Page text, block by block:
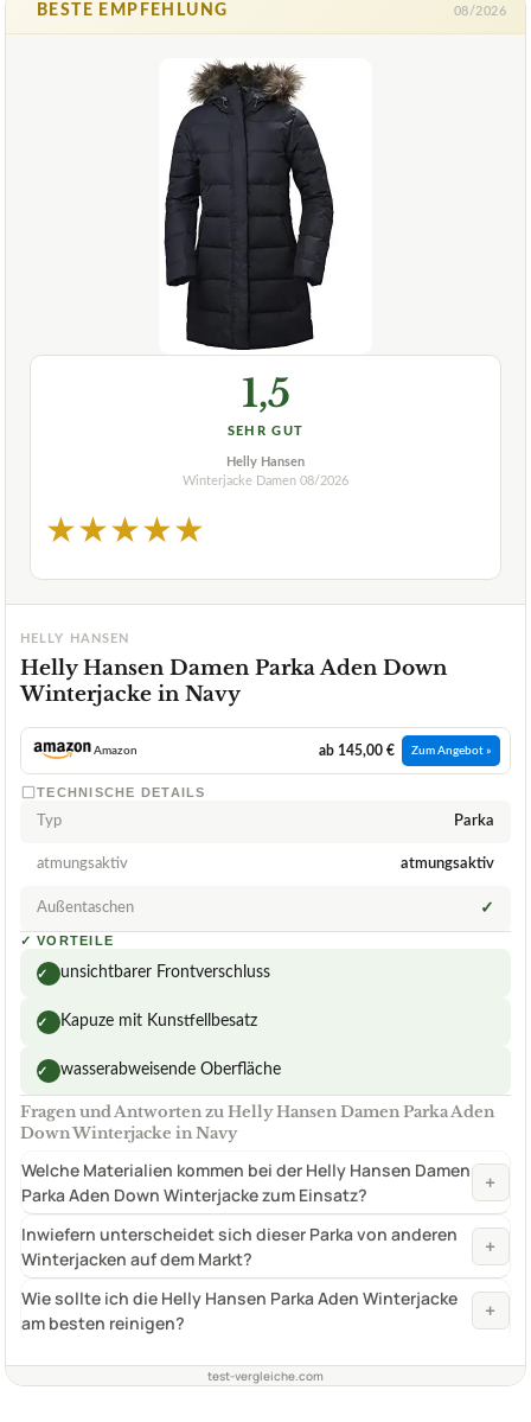
BESTE EMPFEHLUNG 08/2026
1,5
SEHR GUT
Helly Hansen
Winterjacke Damen 08/2026
★★★★★
HELLY HANSEN
Helly Hansen Damen Parka Aden Down
Winterjacke in Navy
Amazon ab 145,00 € Zum Angebot »
TECHNISCHE DETAILS
Typ Parka
atmungsaktiv atmungsaktiv
Außentaschen ✓
✓ VORTEILE
✓ unsichtbarer Frontverschluss
✓ Kapuze mit Kunstfellbesatz
✓ wasserabweisende Oberfläche
Fragen und Antworten zu Helly Hansen Damen Parka Aden
Down Winterjacke in Navy
Welche Materialien kommen bei der Helly Hansen Damen
Parka Aden Down Winterjacke zum Einsatz?
+
Inwiefern unterscheidet sich dieser Parka von anderen
Winterjacken auf dem Markt?
+
Wie sollte ich die Helly Hansen Parka Aden Winterjacke
am besten reinigen?
+
test-vergleiche.com